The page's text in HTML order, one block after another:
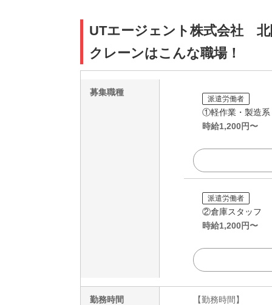
UTエージェント株式会社 北
クレーンはこんな職場！
募集職種
派遣労働者
①軽作業・製造系
時給1,200円〜
派遣労働者
②倉庫スタッフ
時給1,200円〜
勤務時間
【勤務時間】